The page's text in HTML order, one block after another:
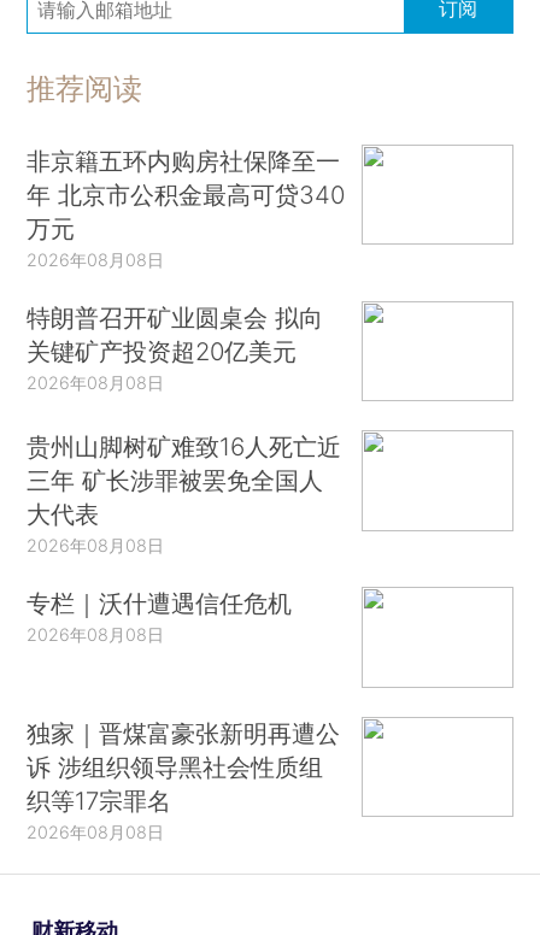
订阅
推荐阅读
非京籍五环内购房社保降至一
年 北京市公积金最高可贷340
万元
2026年08月08日
特朗普召开矿业圆桌会 拟向
关键矿产投资超20亿美元
2026年08月08日
贵州山脚树矿难致16人死亡近
三年 矿长涉罪被罢免全国人
大代表
2026年08月08日
专栏｜沃什遭遇信任危机
2026年08月08日
独家｜晋煤富豪张新明再遭公
诉 涉组织领导黑社会性质组
织等17宗罪名
2026年08月08日